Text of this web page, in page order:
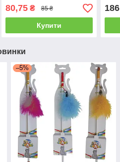
80,75₴ 85 ₴
Купити
186
–5%